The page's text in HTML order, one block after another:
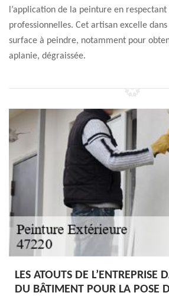
l’application de la peinture en
professionnelles. Cet artisan excelle
surface à peindre, notamment pour
aplanie, dégraissée.
LES ATOUTS DE L’ENTREPRISE
DU BÂTIMENT POUR LA POSE